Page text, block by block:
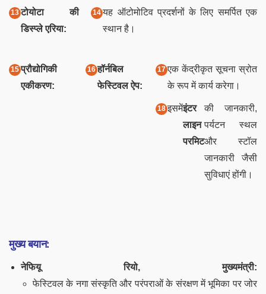
टोयोटा की
डिस्प्ले एरिया:
यह ऑटोमोटिव प्रदर्शनों के लिए समर्पित एक
स्थान है।
प्रौद्योगिकी
एकीकरण:
हॉर्नबिल
फेस्टिवल ऐप:
एक केंद्रीकृत सूचना स्रोत
के रूप में कार्य करेगा।
इसमेंइंटर
लाइन
परमिट
की जानकारी,
पर्यटन स्थल
और स्टॉल
जानकारी जैसी
सुविधाएं होंगी।
मुख्य बयान:
नेफियू रियो, मुख्यमंत्री:
फेस्टिवल के नगा संस्कृति और परंपराओं के संरक्षण में भूमिका पर जोर